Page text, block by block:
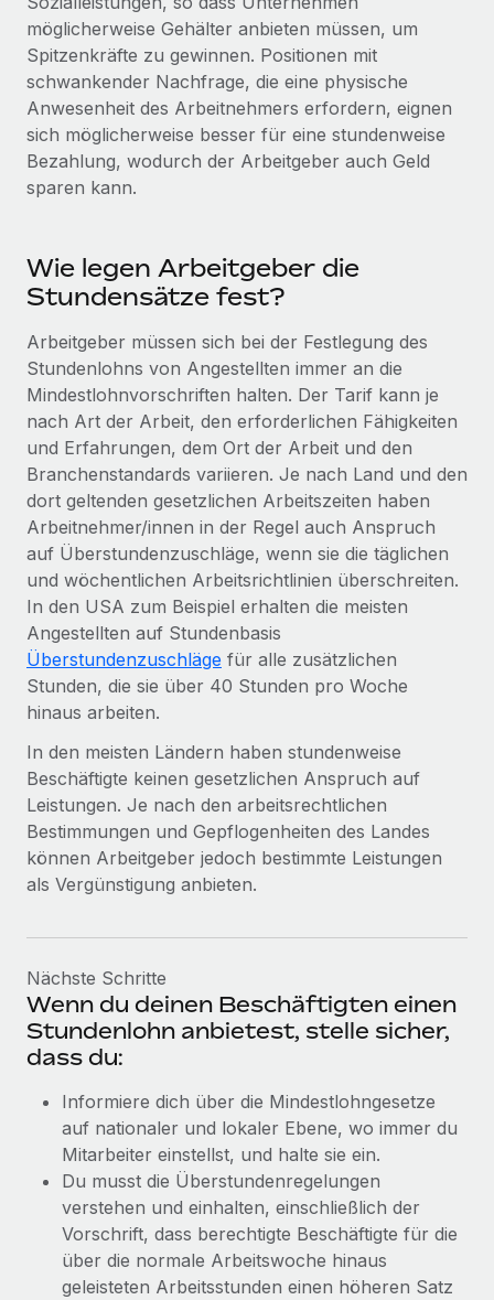
möglicherweise Gehälter anbieten müssen, um
Spitzenkräfte zu gewinnen. Positionen mit
schwankender Nachfrage, die eine physische
Anwesenheit des Arbeitnehmers erfordern, eignen
sich möglicherweise besser für eine stundenweise
Bezahlung, wodurch der Arbeitgeber auch Geld
sparen kann.
Wie legen Arbeitgeber die
Stundensätze fest?
Arbeitgeber müssen sich bei der Festlegung des
Stundenlohns von Angestellten immer an die
Mindestlohnvorschriften halten. Der Tarif kann je
nach Art der Arbeit, den erforderlichen Fähigkeiten
und Erfahrungen, dem Ort der Arbeit und den
Branchenstandards variieren. Je nach Land und den
dort geltenden gesetzlichen Arbeitszeiten haben
Arbeitnehmer/innen in der Regel auch Anspruch
auf Überstundenzuschläge, wenn sie die täglichen
und wöchentlichen Arbeitsrichtlinien überschreiten.
In den USA zum Beispiel erhalten die meisten
Angestellten auf Stundenbasis
Überstundenzuschläge für alle zusätzlichen
Stunden, die sie über 40 Stunden pro Woche
hinaus arbeiten.
In den meisten Ländern haben stundenweise
Beschäftigte keinen gesetzlichen Anspruch auf
Leistungen. Je nach den arbeitsrechtlichen
Bestimmungen und Gepflogenheiten des Landes
können Arbeitgeber jedoch bestimmte Leistungen
als Vergünstigung anbieten.
Nächste Schritte
Wenn du deinen Beschäftigten einen
Stundenlohn anbietest, stelle sicher,
dass du:
Informiere dich über die Mindestlohngesetze
auf nationaler und lokaler Ebene, wo immer du
Mitarbeiter einstellst, und halte sie ein.
Du musst die Überstundenregelungen
verstehen und einhalten, einschließlich der
Vorschrift, dass berechtigte Beschäftigte für die
über die normale Arbeitswoche hinaus
geleisteten Arbeitsstunden einen höheren Satz